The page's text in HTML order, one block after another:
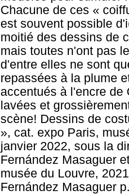
Chacune de ces «
est souvent possible
moitié des dessins de
mais toutes n'ont pas
d'entre elles ne sont
repassées à la plume
accentués à l'encre de
lavées et
scène! Dessins de
», cat. expo Paris,
janvier 2022, sous la
Fernández Masaguer
musée du Louvre,
Fernández Masaguer